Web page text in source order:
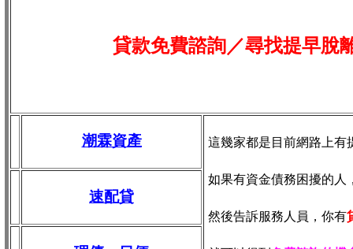
貸款免費諮詢／尋找提早脫
潮霖資產 這幾家都是目前網路上有
如果有資金債務困擾的人
然後告訴服務人員，你有
速配貸